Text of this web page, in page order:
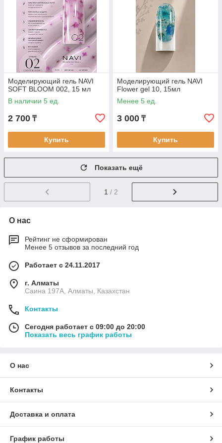
Моделирующий гель NAVI
SOFT BLOOM 002, 15 мл
В наличии 5 ед.
2 700 ₸
Купить
Моделирующий гель NAVI
Flower gel 10, 15мл
Менее 5 ед.
3 000 ₸
Купить
Показать ещё
1 / 2
О нас
Рейтинг не сформирован
Менее 5 отзывов за последний год
Работает с 24.11.2017
г. Алматы
Саина 197А, Алматы, Казахстан
Контакты
Сегодня работает с 09:00 до 20:00
Показать весь график работы
О нас
Контакты
Доставка и оплата
График работы